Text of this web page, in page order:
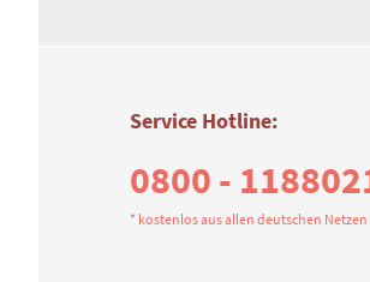
Service Hotline:
0800 -
* kostenlos aus allen deutschen Netzen